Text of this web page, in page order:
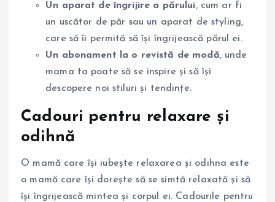
Un aparat de îngrijire a părului, cum ar fi
un uscător de păr sau un aparat de styling,
care să îi permită să își îngrijească părul ei.
Un abonament la o revistă de modă, unde
mama ta poate să se inspire și să își
descopere noi stiluri și tendințe.
Cadouri pentru relaxare și
odihnă
O mamă care își iubește relaxarea și odihna este
o mamă care își dorește să se simtă relaxată și să
își îngrijească mintea și corpul ei. Cadourile pentru